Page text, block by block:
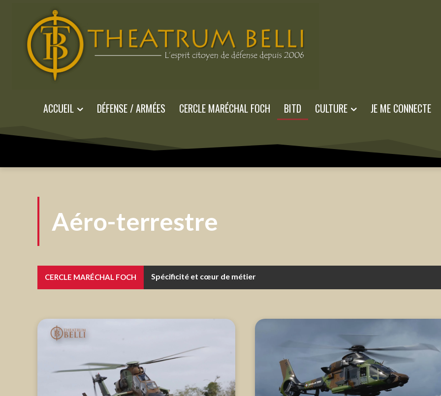
ACCUEIL DÉFENSE / ARMÉES CERCLE MARÉCHAL FOCH BITD CULTURE JE ME CONNECTE
Aéro-terrestre
CERCLE MARÉCHAL FOCH Spécificité et cœur de métier
Face aux ruptures, être prêt. – Dossier 32 du Cercle Maréchal Foch.